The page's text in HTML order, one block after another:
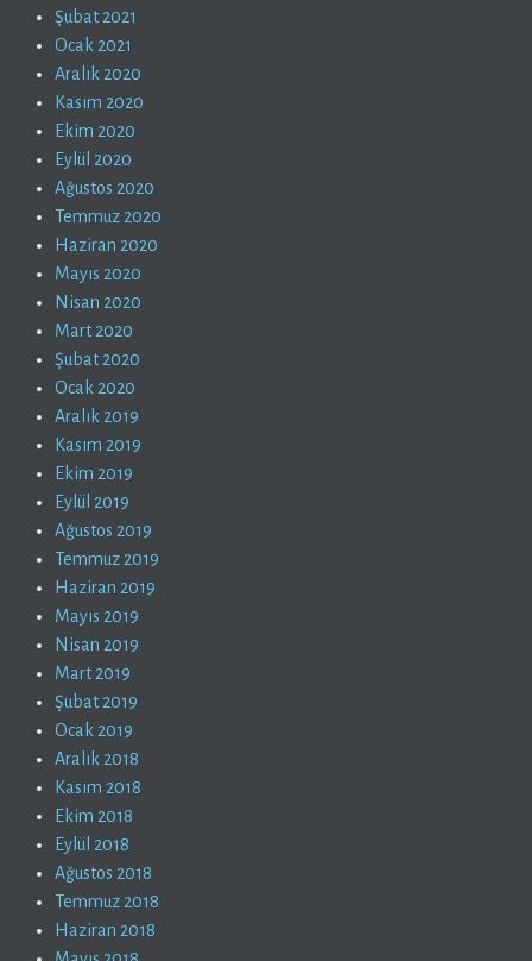
Şubat 2021
Ocak 2021
Aralık 2020
Kasım 2020
Ekim 2020
Eylül 2020
Ağustos 2020
Temmuz 2020
Haziran 2020
Mayıs 2020
Nisan 2020
Mart 2020
Şubat 2020
Ocak 2020
Aralık 2019
Kasım 2019
Ekim 2019
Eylül 2019
Ağustos 2019
Temmuz 2019
Haziran 2019
Mayıs 2019
Nisan 2019
Mart 2019
Şubat 2019
Ocak 2019
Aralık 2018
Kasım 2018
Ekim 2018
Eylül 2018
Ağustos 2018
Temmuz 2018
Haziran 2018